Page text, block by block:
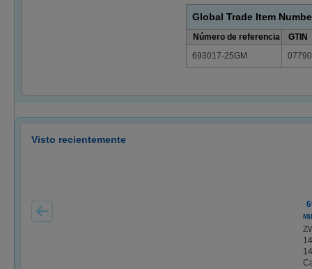
Global Trade Item
Número de referencia
GTIN
693017-25GM
Visto recientemente